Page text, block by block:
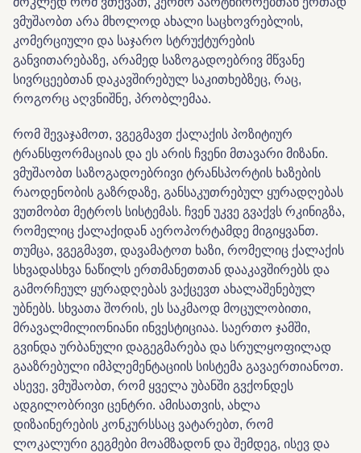
ვმუშაობთ არა მხოლოდ ახალი საცხოვრებლის,
კომერციული და საჯარო სტრუქტურების
განვითარებაზე, არამედ საზოგადოებრივ მწვანე
სივრცეებთან დაკავშირებულ საკითხებზეც, რაც,
როგორც აღვნიშნე, პრობლემაა.
რომ შევაჯამოთ, ვგეგმავთ ქალაქის პოზიტიურ
ტრანსფორმაციას და ეს არის ჩვენი მთავარი მიზანი.
ვმუშაობთ საზოგადოებრივი ტრანსპორტის ხაზების
რაოდენობის გაზრდაზე, განსაკუთრებულ ყურადღებას
ვუთმობთ მეტროს სისტემას. ჩვენ უკვე გვაქვს რკინიგზა,
რომელიც ქალაქიდან აეროპორტამდე მიგიყვანთ.
თუმცა, ვგეგმავთ, დავამატოთ ხაზი, რომელიც ქალაქის
სხვადასხვა ნაწილს ერთმანეთთან დააკავშირებს და
გამორჩეულ ყურადღებას ვაქცევთ ახალაშენებულ
უბნებს. სხვათა შორის, ეს საკმაოდ მოცულობითი,
მრავალმილიონიანი ინვესტიციაა. საერთო ჯამში,
გვინდა ურბანული დაგეგმარება და სრულყოფილად
გააზრებული იმპლემენტაციის სისტემა გავაერთიანოთ.
ასევე, ვმუშაობთ, რომ ყველა უბანში გვქონდეს
ადგილობრივი ცენტრი. ამისათვის, ახლა
დიზაინერების კონკურსსაც ვატარებთ, რომ
ლოკალური გეგმები მოამზადონ და შემდეგ, ისევ და